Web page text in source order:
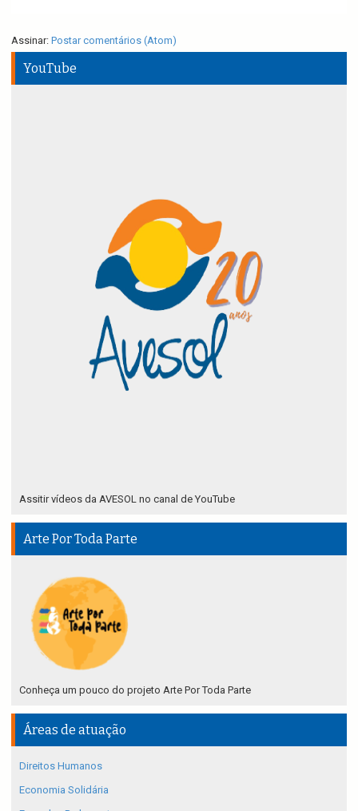
Assinar: Postar comentários (Atom)
YouTube
Assitir vídeos da AVESOL no canal de YouTube
Arte Por Toda Parte
Conheça um pouco do projeto Arte Por Toda Parte
Áreas de atuação
Direitos Humanos
Economia Solidária